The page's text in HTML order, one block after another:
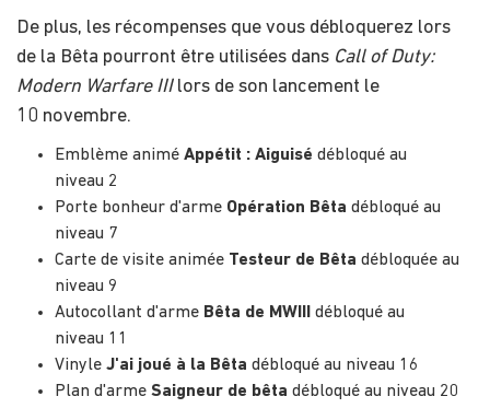
De plus, les récompenses que vous débloquerez lors
de la Bêta pourront être utilisées dans Call of Duty:
Modern Warfare IIIlors de son lancement le
10 novembre.
Emblème animé Appétit : Aiguisé débloqué au
niveau 2
Porte bonheur d'arme Opération Bêta débloqué au
niveau 7
Carte de visite animée Testeur de Bêta débloquée au
niveau 9
Autocollant d'arme Bêta de MWIII
débloqué au
niveau 11
Vinyle J'ai joué à la Bêta débloqué au niveau 16
Plan d'arme Saigneur de bêta débloqué au niveau 20